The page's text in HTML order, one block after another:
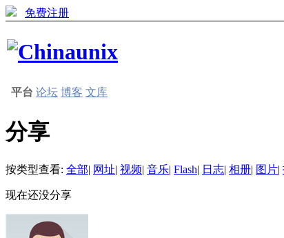
免费注册
平台 论坛 博客 文库
分享
按类型查看: 全部| 网址| 视频| 音乐| Flash| 日志| 相册| 图片|
现在还没分享